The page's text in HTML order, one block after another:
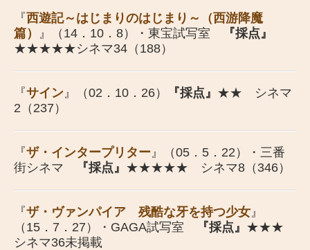
『西遊記～はじまりのはじまり～（西游降魔
篇）
』（14．10．8）・東宝試写室
『採点』
★★★★★シネマ34（188）
『サイン 』（02．10．26） 『採点』 ★★ シネマ
2（237）
『ザ・インタープリター 』（05．5．22）・三番
街シネマ
『採点』 ★★★★★ シネマ8（346）
『ザ・ヴァンパイア 残酷な牙を持つ少女 』
（15．7．27）・GAGA試写室
『採点』 ★★★
シネマ36未掲載